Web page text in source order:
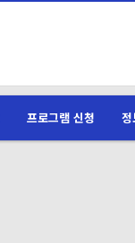
프로그램 신청